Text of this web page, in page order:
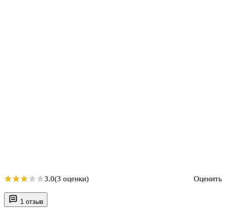
1 отзыв
3.0(3 оценки) Оценить